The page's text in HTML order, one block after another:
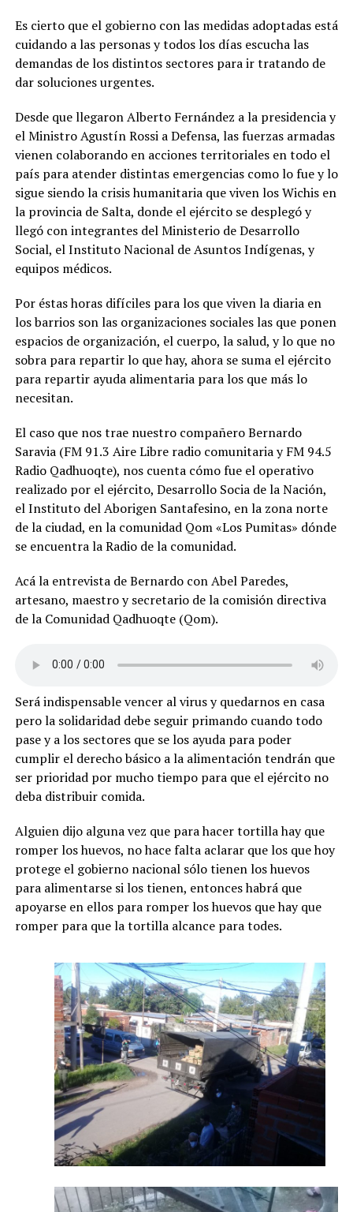
Es cierto que el gobierno con las medidas adoptadas está
cuidando a las personas y todos los días escucha las
demandas de los distintos sectores para ir tratando de
dar soluciones urgentes.
Desde que llegaron Alberto Fernández a la presidencia y
el Ministro Agustín Rossi a Defensa, las fuerzas armadas
vienen colaborando en acciones territoriales en todo el
país para atender distintas emergencias como lo fue y lo
sigue siendo la crisis humanitaria que viven los Wichis en
la provincia de Salta, donde el ejército se desplegó y
llegó con integrantes del Ministerio de Desarrollo
Social, el Instituto Nacional de Asuntos Indígenas, y
equipos médicos.
Por éstas horas difíciles para los que viven la diaria en
los barrios son las organizaciones sociales las que ponen
espacios de organización, el cuerpo, la salud, y lo que no
sobra para repartir lo que hay, ahora se suma el ejército
para repartir ayuda alimentaria para los que más lo
necesitan.
El caso que nos trae nuestro compañero Bernardo
Saravia (FM 91.3 Aire Libre radio comunitaria y FM 94.5
Radio Qadhuoqte), nos cuenta cómo fue el operativo
realizado por el ejército, Desarrollo Socia de la Nación,
el Instituto del Aborigen Santafesino, en la zona norte
de la ciudad, en la comunidad Qom «Los Pumitas» dónde
se encuentra la Radio de la comunidad.
Acá la entrevista de Bernardo con Abel Paredes,
artesano, maestro y secretario de la comisión directiva
de la Comunidad Qadhuoqte (Qom).
Será indispensable vencer al virus y quedarnos en casa
pero la solidaridad debe seguir primando cuando todo
pase y a los sectores que se los ayuda para poder
cumplir el derecho básico a la alimentación tendrán que
ser prioridad por mucho tiempo para que el ejército no
deba distribuir comida.
Alguien dijo alguna vez que para hacer tortilla hay que
romper los huevos, no hace falta aclarar que los que hoy
protege el gobierno nacional sólo tienen los huevos
para alimentarse si los tienen, entonces habrá que
apoyarse en ellos para romper los huevos que hay que
romper para que la tortilla alcance para todes.